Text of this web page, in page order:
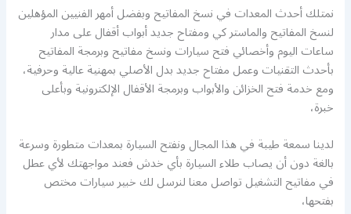
نمتلك أحدث المعدات في نسخ المفاتيح وبفضل أمهر الفنيين المؤهلين
لنسخ المفاتيح والماستر كي ومفتاح جديد أبواب أقفال على مدار
ساعات اليوم وأخصائي فتح سيارات ونسخ مفاتيح وبرمجة المفاتيح
بأحدث التقنيات وعمل مفتاح جديد بدل الأصلي بمهنية عالية وحرفية،
ومع خدمة فتح الخزائن والأبواب وبرمجة الأقفال الإلكترونية وبأعلى
خبرة،
لدينا سمعة طيبة في هذا المجال ونفتح السيارة بمعدات متطورة وسرعة
بالغة دون أن يصاب طلاء السيارة بأي خدش فعند مواجهتك لأي عطل
في مفاتيح التشغيل تواصل معنا لنرسل لك خبير سيارات مختص
بفتحها،